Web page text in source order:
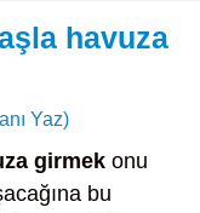
havuza
Yaz)
girmek onu
bu